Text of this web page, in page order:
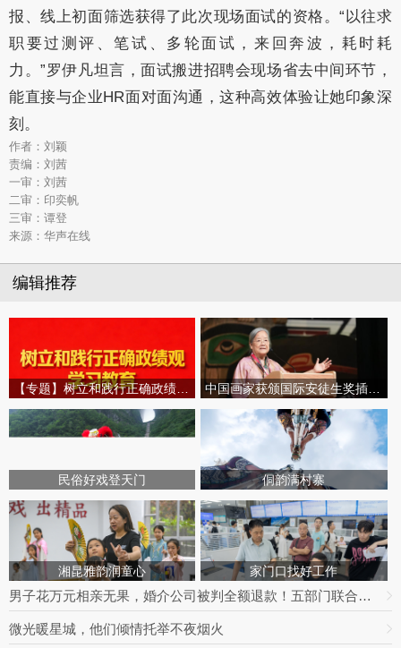
报、线上初面筛选获得了此次现场面试的资格。“以往求
职要过测评、笔试、多轮面试，来回奔波，耗时耗
力。”罗伊凡坦言，面试搬进招聘会现场省去中间环节，
能直接与企业HR面对面沟通，这种高效体验让她印象深
刻。
作者：刘颖
责编：刘茜
一审：刘茜
二审：印奕帆
三审：谭登
来源：华声在线
编辑推荐
民俗好戏登天门 侗韵满村寨
湘昆雅韵润童心 家门口找好工作
男子花万元相亲无果，婚介公司被判全额退款！五部门联合整治婚介七大乱象
微光暖星城，他们倾情托举不夜烟火